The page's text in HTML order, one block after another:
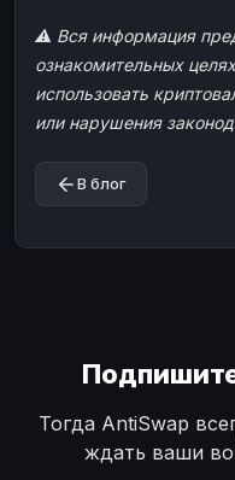
⚠️ Вся информация
ознакомительных
использовать
или нарушения
В блог
Тогда AntiSwap
ждать ваши